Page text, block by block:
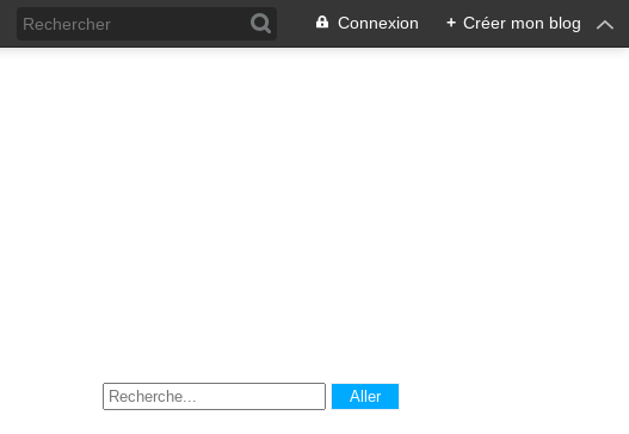
Connexion + Créer mon blog